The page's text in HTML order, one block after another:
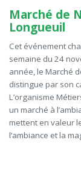
Marché de
Longueuil
Cet événement
semaine du 24
année, le Marché
distingue par son
L’organisme
un marché à
mettent en valeur
l’ambiance et la